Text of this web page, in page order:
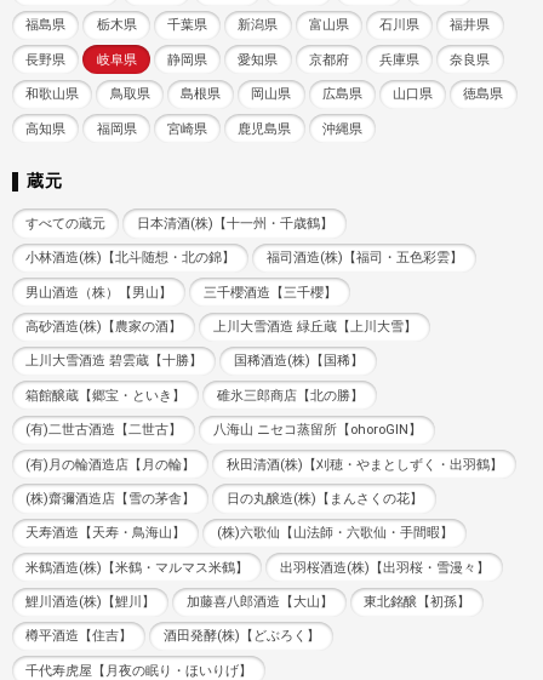
福島県 栃木県 千葉県 新潟県 富山県 石川県 福井県
長野県 岐阜県 静岡県 愛知県 京都府 兵庫県 奈良県
和歌山県 鳥取県 島根県 岡山県 広島県 山口県 徳島県
高知県 福岡県 宮崎県 鹿児島県 沖縄県
蔵元
すべての蔵元 日本清酒(株)【十一州・千歳鶴】
小林酒造(株)【北斗随想・北の錦】 福司酒造(株)【福司・五色彩雲】
男山酒造（株）【男山】 三千櫻酒造【三千櫻】
高砂酒造(株)【農家の酒】 上川大雪酒造 緑丘蔵【上川大雪】
上川大雪酒造 碧雲蔵【十勝】 国稀酒造(株)【国稀】
箱館醸蔵【郷宝・といき】 碓氷三郎商店【北の勝】
(有)二世古酒造【二世古】 八海山 ニセコ蒸留所【ohoroGIN】
(有)月の輪酒造店【月の輪】 秋田清酒(株)【刈穂・やまとしずく・出羽鶴】
(株)齋彌酒造店【雪の茅舎】 日の丸醸造(株)【まんさくの花】
天寿酒造【天寿・鳥海山】 (株)六歌仙【山法師・六歌仙・手間暇】
米鶴酒造(株)【米鶴・マルマス米鶴】 出羽桜酒造(株)【出羽桜・雪漫々】
鯉川酒造(株)【鯉川】 加藤喜八郎酒造【大山】 東北銘醸【初孫】
樽平酒造【住吉】 酒田発酵(株)【どぶろく】
千代寿虎屋【月夜の眠り・ほいりげ】